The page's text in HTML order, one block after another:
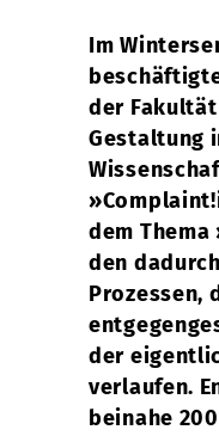
Im
der
Gestaltung
dem Thema
den
Prozessen,
der
verlaufen.
beinahe